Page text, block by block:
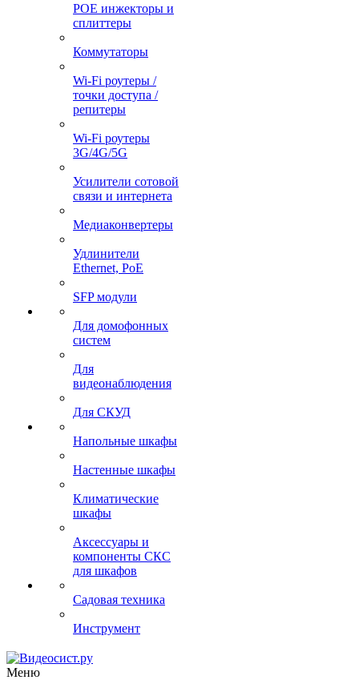
POE инжекторы и
сплиттеры
Коммутаторы
Wi-Fi роутеры /
точки доступа /
репитеры
Wi-Fi роутеры
3G/4G/5G
Усилители сотовой
связи и интернета
Медиаконвертеры
Удлинители
Ethernet, PoE
SFP модули
Для домофонных
систем
Для
видеонаблюдения
Для СКУД
Напольные шкафы
Настенные шкафы
Климатические
шкафы
Аксессуары и
компоненты СКС
для шкафов
Садовая техника
Инструмент
Меню